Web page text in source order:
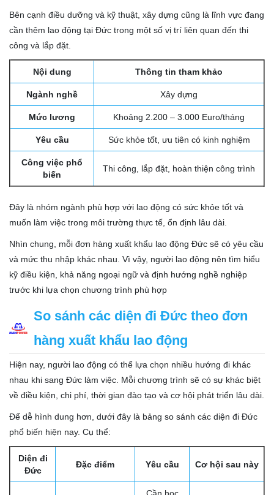
Bên cạnh điều dưỡng và kỹ thuật, xây dựng cũng là lĩnh vực đang
cần thêm lao động tại Đức trong một số vị trí liên quan đến thi
công và lắp đặt.
Nội dung Thông tin tham khảo
Ngành nghề Xây dựng
Mức lương Khoảng 2.200 – 3.000 Euro/tháng
Yêu cầu Sức khỏe tốt, ưu tiên có kinh nghiệm
Công việc phổ
biến
Thi công, lắp đặt, hoàn thiện công trình
Đây là nhóm ngành phù hợp với lao động có sức khỏe tốt và
muốn làm việc trong môi trường thực tế, ổn định lâu dài.
Nhìn chung, mỗi đơn hàng xuất khẩu lao động Đức sẽ có yêu cầu
và mức thu nhập khác nhau. Vì vậy, người lao động nên tìm hiểu
kỹ điều kiện, khả năng ngoại ngữ và định hướng nghề nghiệp
trước khi lựa chọn chương trình phù hợp
So sánh các diện đi Đức theo đơn
hàng xuất khẩu lao động
Hiện nay, người lao động có thể lựa chọn nhiều hướng đi khác
nhau khi sang Đức làm việc. Mỗi chương trình sẽ có sự khác biệt
về điều kiện, chi phí, thời gian đào tạo và cơ hội phát triển lâu dài.
Để dễ hình dung hơn, dưới đây là bảng so sánh các diện đi Đức
phổ biến hiện nay. Cụ thể:
Diện đi
Đức
Đặc điểm Yêu cầu Cơ hội sau này
Cần học